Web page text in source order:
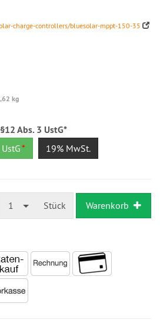
charge-controllers/bluesolar-mppt-150-35
kg
Abs. 3 UstG*
* 19% MwSt.
1 Stück Warenkorb